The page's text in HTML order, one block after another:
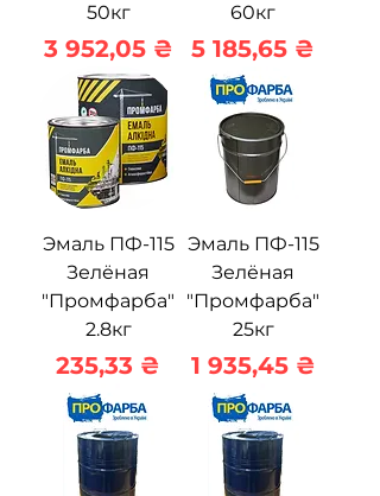
50кг
Цена
3 952,05 ₴
60кг
Цена
5 185,65 ₴
Эмаль ПФ-115
Зелёная
"Промфарба"
2.8кг
Цена
235,33 ₴
Эмаль ПФ-115
Зелёная
"Промфарба"
25кг
Цена
1 935,45 ₴